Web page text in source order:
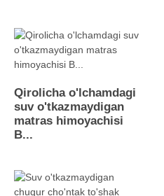
Qirolicha o'lchamdagi
suv o'tkazmaydigan
matras himoyachisi
B...